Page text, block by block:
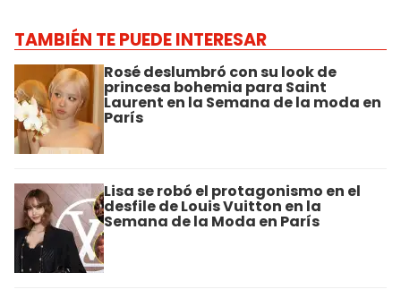
TAMBIÉN TE PUEDE INTERESAR
Rosé deslumbró con su look de
princesa bohemia para Saint
Laurent en la Semana de la moda en
París
Lisa se robó el protagonismo en el
desfile de Louis Vuitton en la
Semana de la Moda en París